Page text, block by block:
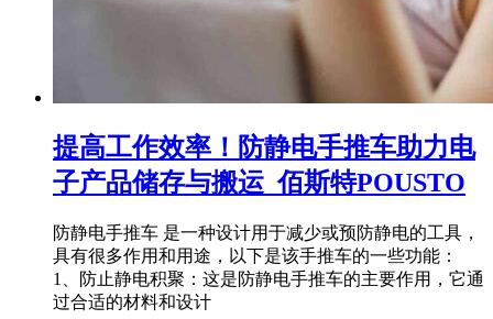
提高工作效率！防静电手推车助力电
子产品储存与搬运_佰斯特POUSTO
防静电手推车 是一种设计用于减少或预防静电的工具，
具有很多作用和用途，以下是该手推车的一些功能：
1、防止静电积聚：这是防静电手推车的主要作用，它通
过合适的材料和设计